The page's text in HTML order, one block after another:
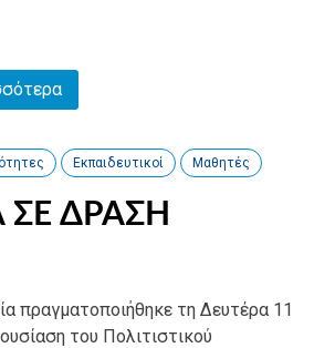
Εκπαιδευτικοί Μαθητές
ΣΕ ΔΡΑΣΗ
πραγματοποιήθηκε τη Δευτέρα 11
του Πολιτιστικού